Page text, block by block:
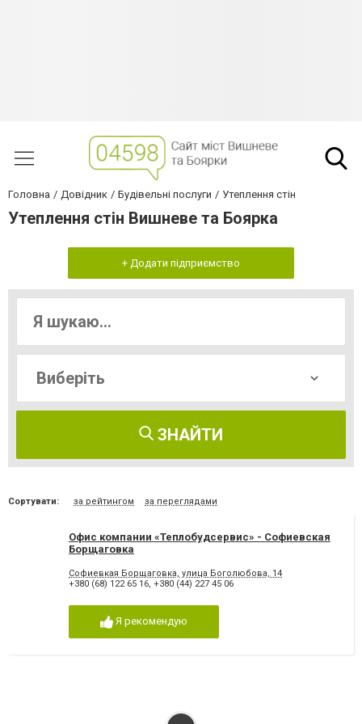
Головна Довідник Будівельні послуги Утеплення стін
Утеплення стін Вишневе та Боярка
+ Додати підприємство
ЗНАЙТИ
Сортувати: за рейтингом за переглядами
Офис компании «Теплобудсервис» - Софиевская
Борщаговка
Софиевкая Борщаговка, улица Боголюбова, 14
+380 (68) 122 65 16, +380 (44) 227 45 06
Я рекомендую